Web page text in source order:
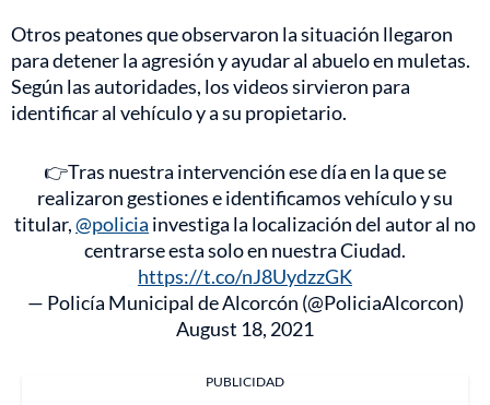
Otros peatones que observaron la situación llegaron
para detener la agresión y ayudar al abuelo en muletas.
Según las autoridades, los videos sirvieron para
identificar al vehículo y a su propietario.
👉Tras nuestra intervención ese día en la que se
realizaron gestiones e identificamos vehículo y su
titular,@policia investiga la localización del autor al no
centrarse esta solo en nuestra Ciudad.
https://t.co/nJ8UydzzGK
— Policía Municipal de Alcorcón (@PoliciaAlcorcon)
August 18, 2021
PUBLICIDAD